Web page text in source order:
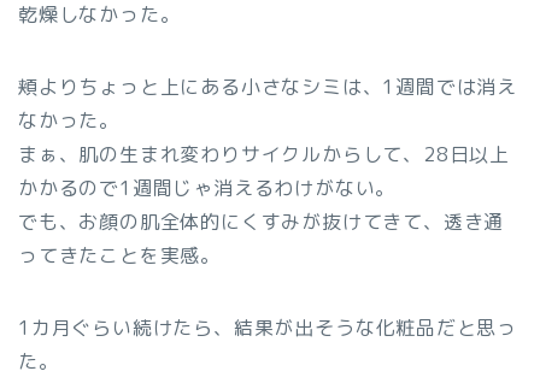
乾燥しなかった。
頬よりちょっと上にある小さなシミは、1週間では消え
なかった。
まぁ、肌の生まれ変わりサイクルからして、28日以上
かかるので1週間じゃ消えるわけがない。
でも、 お顔の肌全体的にくすみが抜けてきて、透き通
ってきたことを実感。
1カ月ぐらい続けたら、結果が出そうな化粧品だと思っ
た。